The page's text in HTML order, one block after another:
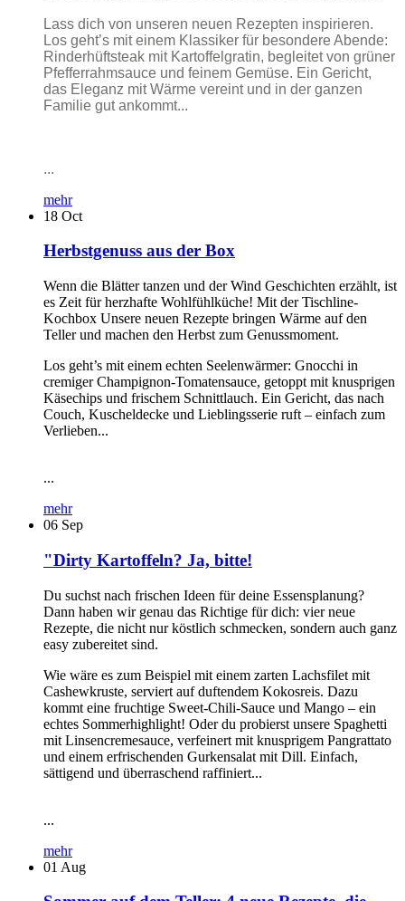
Lass dich von unseren neuen Rezepten inspirieren.
Los geht’s mit einem Klassiker für besondere Abende:
Rinderhüftsteak mit Kartoffelgratin, begleitet von grüner
Pfefferrahmsauce und feinem Gemüse. Ein Gericht,
das Eleganz mit Wärme vereint und in der ganzen
Familie gut ankommt...
...
mehr
18 Oct
Herbstgenuss aus der Box
Wenn die Blätter tanzen und der Wind Geschichten erzählt, ist
es Zeit für herzhafte Wohlfühlküche! Mit der Tischline-
Kochbox Unsere neuen Rezepte bringen Wärme auf den
Teller und machen den Herbst zum Genussmoment.
Los geht’s mit einem echten Seelenwärmer: Gnocchi in
cremiger Champignon-Tomatensauce, getoppt mit knusprigen
Käsechips und frischem Schnittlauch. Ein Gericht, das nach
Couch, Kuscheldecke und Lieblingsserie ruft – einfach zum
Verlieben...
...
mehr
06 Sep
"Dirty Kartoffeln? Ja, bitte!
Du suchst nach frischen Ideen für deine Essensplanung?
Dann haben wir genau das Richtige für dich: vier neue
Rezepte, die nicht nur köstlich schmecken, sondern auch ganz
easy zubereitet sind.
Wie wäre es zum Beispiel mit einem zarten Lachsfilet mit
Cashewkruste, serviert auf duftendem Kokosreis. Dazu
kommt eine fruchtige Sweet-Chili-Sauce und Mango – ein
echtes Sommerhighlight! Oder du probierst unsere Spaghetti
mit Linsencremesauce, verfeinert mit knusprigem Pangrattato
und einem erfrischenden Gurkensalat mit Dill. Einfach,
sättigend und überraschend raffiniert...
...
mehr
01 Aug